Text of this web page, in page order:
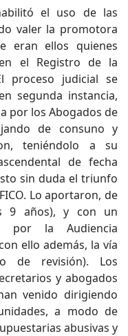
el uso de las
valer la promotora
eran ellos quienes
el Registro de la
proceso judicial se
segunda instancia,
por los Abogados de
de consuno y
teniéndolo a su
de fecha
sin duda el triunfo
Lo aportaron, de
9 años), y con un
por la Audiencia
ello además, la vía
de revisión). Los
y abogados
venido dirigiendo
a modo de
abusivas y